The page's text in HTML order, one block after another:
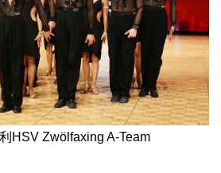
HSV Zwölfaxing A-Team